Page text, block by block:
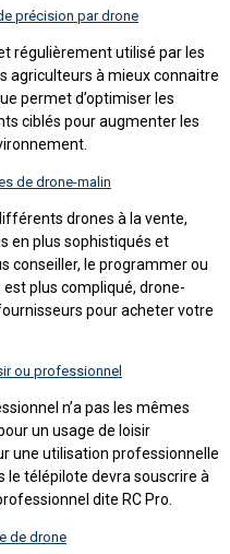
précision par drone
régulièrement utilisé par les
agriculteurs à mieux connaitre
permet d’optimiser les
ciblés pour augmenter les
de drone-malin
drones à la vente,
en plus sophistiqués et
conseiller, le programmer ou
plus compliqué, drone-
pour acheter votre
ou professionnel
n’a pas les mêmes
un usage de loisir
une utilisation professionnelle
le télépilote devra souscrire à
dite RC Pro.
de drone